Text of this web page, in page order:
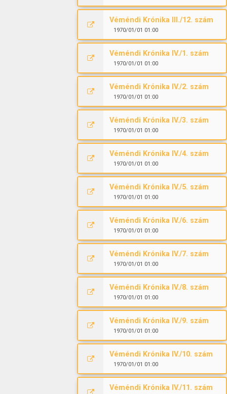
Véméndi Krónika III./12. szám
1970/01/01 01:00
Véméndi Krónika IV./1. szám
1970/01/01 01:00
Véméndi Krónika IV./2. szám
1970/01/01 01:00
Véméndi Krónika IV./3. szám
1970/01/01 01:00
Véméndi Krónika IV./4. szám
1970/01/01 01:00
Véméndi Krónika IV./5. szám
1970/01/01 01:00
Véméndi Krónika IV./6. szám
1970/01/01 01:00
Véméndi Krónika IV./7. szám
1970/01/01 01:00
Véméndi Krónika IV./8. szám
1970/01/01 01:00
Véméndi Krónika IV./9. szám
1970/01/01 01:00
Véméndi Krónika IV./10. szám
1970/01/01 01:00
Véméndi Krónika IV./11. szám